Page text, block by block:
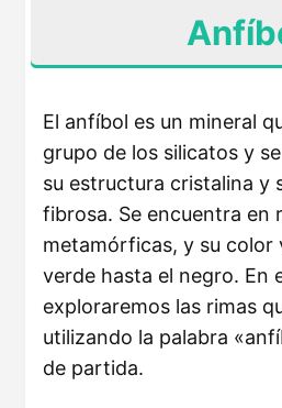
El anfíbol es un mineral
grupo de los silicatos y
su estructura cristalina y
fibrosa. Se encuentra en
metamórficas, y su color
verde hasta el negro. En
exploraremos las rimas
utilizando la palabra
de partida.